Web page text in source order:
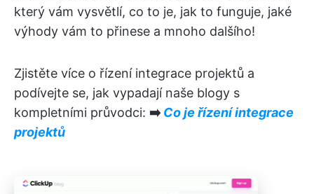
který vám vysvětlí, co to je, jak to funguje, jaké
výhody vám to přinese a mnoho dalšího!
Zjistěte více o řízení integrace projektů a
podívejte se, jak vypadají naše blogy s
kompletními průvodci: ➡️ Co je řízení integrace
projektů